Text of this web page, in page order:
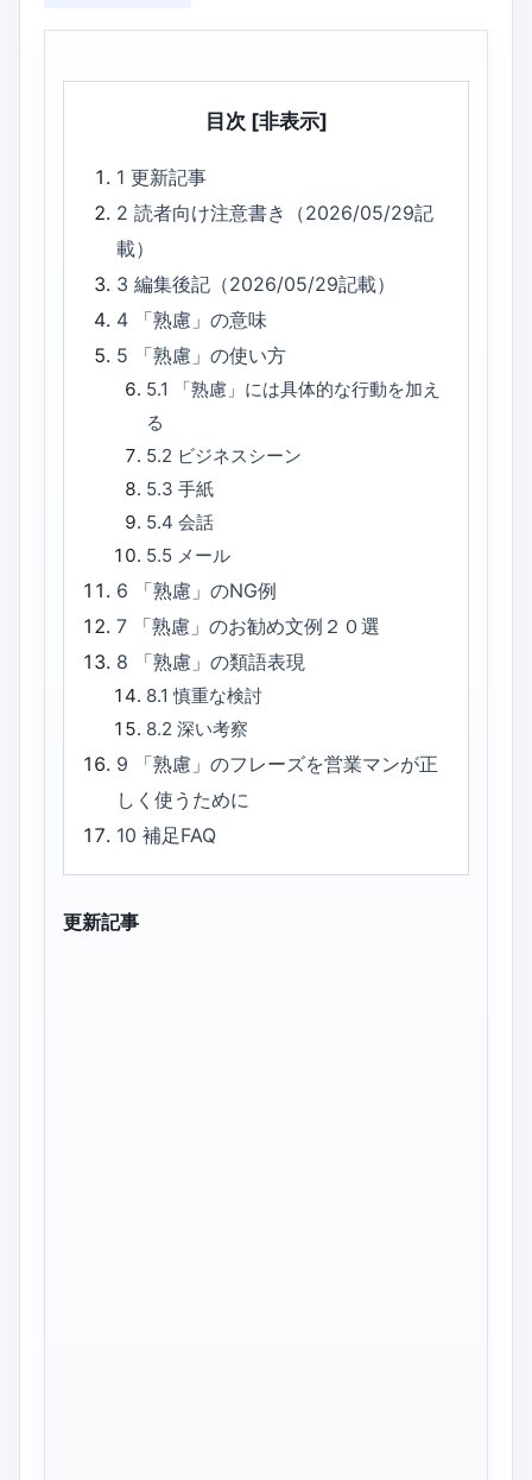
目次 [非表示]
1更新記事
2読者向け注意書き（2026/05/29記
載）
3編集後記（2026/05/29記載）
4
「熟慮」の意味
5
「熟慮」の使い方
5.1
「熟慮」には具体的な行動を加え
る
5.2 ビジネスシーン
5.3 手紙
5.4 会話
5.5 メール
6
「熟慮」のNG例
7
「熟慮」のお勧め文例２０選
8
「熟慮」の類語表現
8.1慎重な検討
8.2 深い考察
9
「熟慮」のフレーズを営業マンが正
しく使うために
10補足FAQ
更新記事